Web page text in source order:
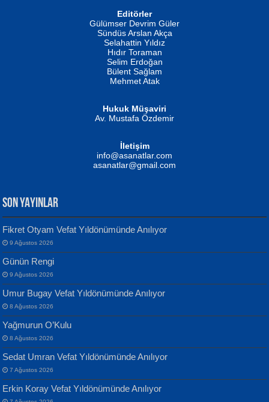
İSMAİL OKUTAN
Erkeklerin Kahrolması Ne Demektir
MUSTAFA KELOĞLU
Yarına İz Bırakmak...
ATİLLA ÖZEN
Sultan Olmadan Önce Eyüp...
Evvel Zaman Tanrıçası...
Yılmaz Ekinci
Geceye Söylenen...
Banu Sancak
Defterimden İçeri...
Editörler
Gülümser Devrim Güler
Sündüs Arslan Akça
Selahattin Yıldız
Hıdır Toraman
Selim Erdoğan
Bülent Sağlam
Mehmet Atak
Hukuk Müşaviri
Av. Mustafa Özdemir
İletişim
info@asanatlar.com
asanatlar@gmail.com
SON YAYINLAR
Fikret Otyam Vefat Yıldönümünde Anılıyor
9 Ağustos 2026
Günün Rengi
9 Ağustos 2026
Umur Bugay Vefat Yıldönümünde Anılıyor
8 Ağustos 2026
Yağmurun O’Kulu
8 Ağustos 2026
Sedat Umran Vefat Yıldönümünde Anılıyor
7 Ağustos 2026
Erkin Koray Vefat Yıldönümünde Anılıyor